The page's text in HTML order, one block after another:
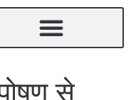
से